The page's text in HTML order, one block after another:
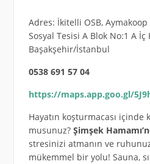
Adres: İkitelli OSB, Aymakoop
Sosyal Tesisi A Blok No:1 A İç
Başakşehir/İstanbul
0538 691 57 04
https://maps.app.goo.gl/
Hayatın koşturmacası
musunuz? Şimşek
stresinizi atmanın ve
mükemmel bir yolu! Sauna,